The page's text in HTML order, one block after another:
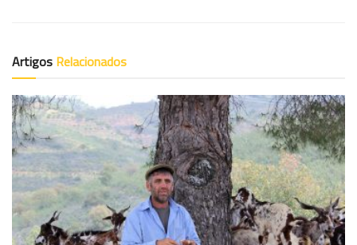
Artigos Relacionados